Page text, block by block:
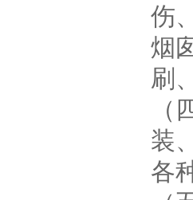
伤
烟
刷
装
各